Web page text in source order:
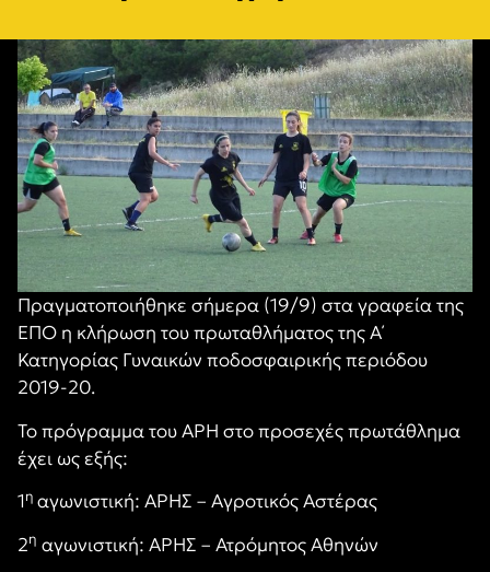
Πραγματοποιήθηκε σήμερα (19/9) στα γραφεία της
ΕΠΟ η κλήρωση του πρωταθλήματος της Α΄
Κατηγορίας Γυναικών ποδοσφαιρικής περιόδου
2019-20.
Το πρόγραμμα του ΑΡΗ στο προσεχές πρωτάθλημα
έχει ως εξής:
1η αγωνιστική: ΑΡΗΣ – Αγροτικός Αστέρας
2η αγωνιστική: ΑΡΗΣ – Ατρόμητος Αθηνών